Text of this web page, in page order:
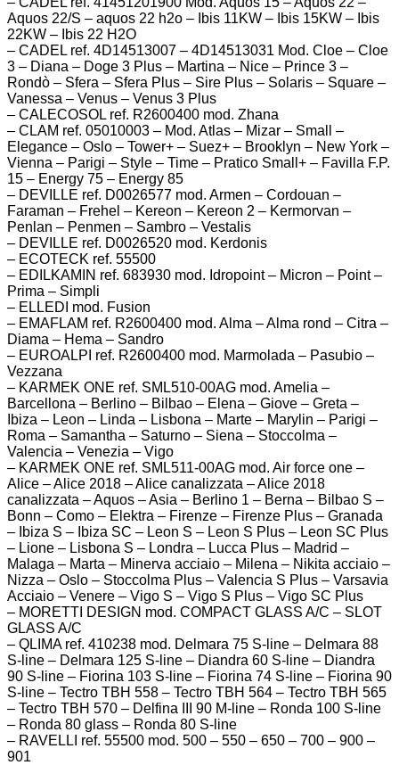
Aquos 22/S – aquos 22 h2o – Ibis 11KW – Ibis 15KW – Ibis
22KW – Ibis 22 H2O
– CADEL ref. 4D14513007 – 4D14513031 Mod. Cloe – Cloe
3 – Diana – Doge 3 Plus – Martina – Nice – Prince 3 –
Rondò – Sfera – Sfera Plus – Sire Plus – Solaris – Square –
Vanessa – Venus – Venus 3 Plus
– CALECOSOL ref. R2600400 mod. Zhana
– CLAM ref. 05010003 – Mod. Atlas – Mizar – Small –
Elegance – Oslo – Tower+ – Suez+ – Brooklyn – New York –
Vienna – Parigi – Style – Time – Pratico Small+ – Favilla F.P.
15 – Energy 75 – Energy 85
– DEVILLE ref. D0026577 mod. Armen – Cordouan –
Faraman – Frehel – Kereon – Kereon 2 – Kermorvan –
Penlan – Penmen – Sambro – Vestalis
– DEVILLE ref. D0026520 mod. Kerdonis
– ECOTECK ref. 55500
– EDILKAMIN ref. 683930 mod. Idropoint – Micron – Point –
Prima – Simpli
– ELLEDI mod. Fusion
– EMAFLAM ref. R2600400 mod. Alma – Alma rond – Citra –
Diama – Hema – Sandro
– EUROALPI ref. R2600400 mod. Marmolada – Pasubio –
Vezzana
– KARMEK ONE ref. SML510-00AG mod. Amelia –
Barcellona – Berlino – Bilbao – Elena – Giove – Greta –
Ibiza – Leon – Linda – Lisbona – Marte – Marylin – Parigi –
Roma – Samantha – Saturno – Siena – Stoccolma –
Valencia – Venezia – Vigo
– KARMEK ONE ref. SML511-00AG mod. Air force one –
Alice – Alice 2018 – Alice canalizzata – Alice 2018
canalizzata – Aquos – Asia – Berlino 1 – Berna – Bilbao S –
Bonn – Como – Elektra – Firenze – Firenze Plus – Granada
– Ibiza S – Ibiza SC – Leon S – Leon S Plus – Leon SC Plus
– Lione – Lisbona S – Londra – Lucca Plus – Madrid –
Malaga – Marta – Minerva acciaio – Milena – Nikita acciaio –
Nizza – Oslo – Stoccolma Plus – Valencia S Plus – Varsavia
Acciaio – Venere – Vigo S – Vigo S Plus – Vigo SC Plus
– MORETTI DESIGN mod. COMPACT GLASS A/C – SLOT
GLASS A/C
– QLIMA ref. 410238 mod. Delmara 75 S-line – Delmara 88
S-line – Delmara 125 S-line – Diandra 60 S-line – Diandra
90 S-line – Fiorina 103 S-line – Fiorina 74 S-line – Fiorina 90
S-line – Tectro TBH 558 – Tectro TBH 564 – Tectro TBH 565
– Tectro TBH 570 – Delfina III 90 M-line – Ronda 100 S-line
– Ronda 80 glass – Ronda 80 S-line
– RAVELLI ref. 55500 mod. 500 – 550 – 650 – 700 – 900 –
901